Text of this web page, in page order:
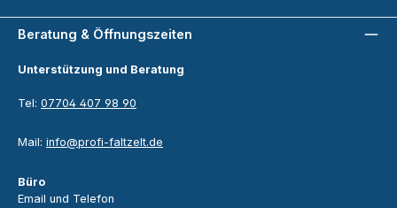
Beratung & Öffnungszeiten
Unterstützung und Beratung
Tel: 07704 407 98 90
Mail: info@profi-faltzelt.de
Büro
Email und Telefon